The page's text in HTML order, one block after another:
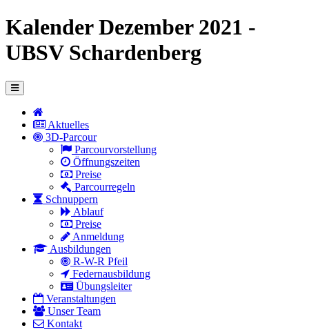
Kalender Dezember 2021 -
UBSV Schardenberg
Aktuelles
3D-Parcour
Parcourvorstellung
Öffnungszeiten
Preise
Parcourregeln
Schnuppern
Ablauf
Preise
Anmeldung
Ausbildungen
R-W-R Pfeil
Federnausbildung
Übungsleiter
Veranstaltungen
Unser Team
Kontakt